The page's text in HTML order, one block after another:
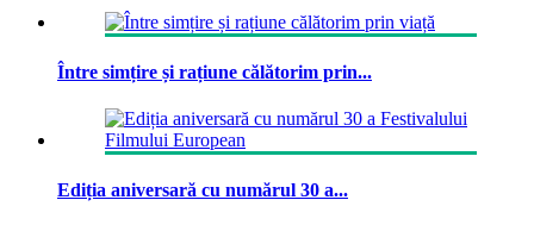
Între simțire și rațiune călătorim prin...
Ediția aniversară cu numărul 30 a...